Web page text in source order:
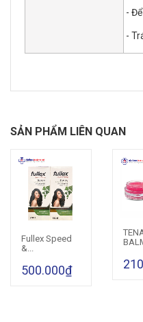
-
-
SẢN PHẨM LIÊN QUAN
Cho vào giỏ hàng
Fullex Speed
&...
500.000₫
Cho